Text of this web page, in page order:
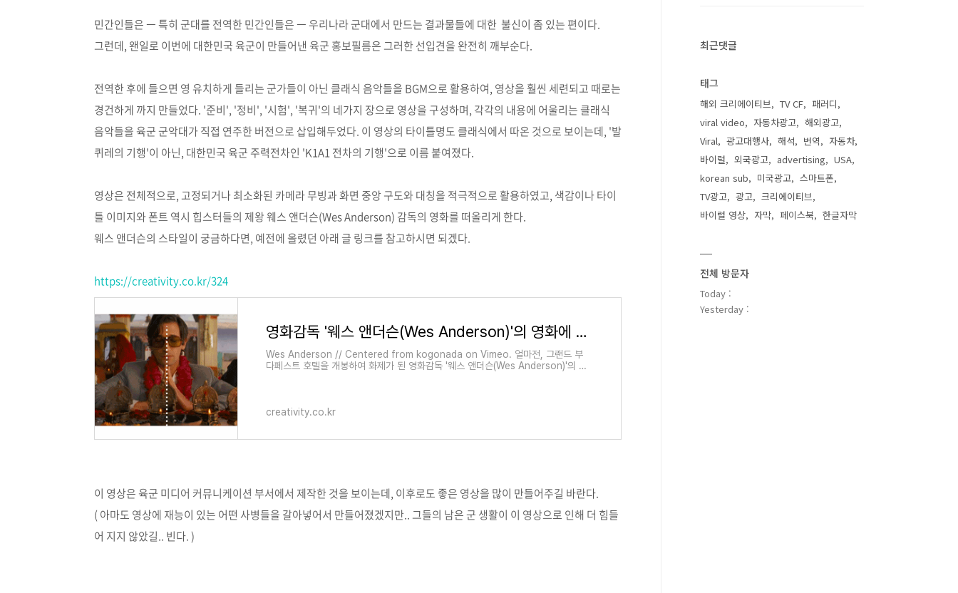
민간인들은 ㅡ 특히 군대를 전역한 민간인들은 ㅡ 우리나라 군대에서 만드는 결과물들에 대한 불신이 좀 있는 편이다.
그런데, 왠일로 이번에 대한민국 육군이 만들어낸 육군 홍보필름은 그러한 선입견을 완전히 깨부순다.
전역한 후에 들으면 영 유치하게 들리는 군가들이 아닌 클래식 음악들을 BGM으로 활용하여, 영상을 훨씬 세련되고 때로는
경건하게 까지 만들었다. '준비', '정비', '시험', '복귀'의 네가지 장으로 영상을 구성하며, 각각의 내용에 어울리는 클래식
음악들을 육군 군악대가 직접 연주한 버전으로 삽입해두었다. 이 영상의 타이틀명도 클래식에서 따온 것으로 보이는데, '발
퀴레의 기행'이 아닌, 대한민국 육군 주력전차인 'K1A1 전차의 기행'으로 이름 붙여졌다.
영상은 전체적으로, 고정되거나 최소화된 카메라 무빙과 화면 중앙 구도와 대칭을 적극적으로 활용하였고, 색감이나 타이
틀 이미지와 폰트 역시 힙스터들의 제왕 웨스 앤더슨(Wes Anderson) 감독의 영화를 떠올리게 한다.
웨스 앤더슨의 스타일이 궁금하다면, 예전에 올렸던 아래 글 링크를 참고하시면 되겠다.
https://creativity.co.kr/324
영화감독 '웨스 앤더슨(Wes Anderson)'의 영화에 꼭 있는 중앙(Centered) 구도.
Wes Anderson // Centered from kogonada on Vimeo. 얼마전, 그랜드 부
다페스트 호텔을 개봉하여 화제가 된 영화감독 '웨스 앤더슨(Wes Anderson)'의 영
creativity.co.kr
이 영상은 육군 미디어 커뮤니케이션 부서에서 제작한 것을 보이는데, 이후로도 좋은 영상을 많이 만들어주길 바란다.
( 아마도 영상에 재능이 있는 어떤 사병들을 갈아넣어서 만들어졌겠지만.. 그들의 남은 군 생활이 이 영상으로 인해 더 힘들
어 지지 않았길.. 빈다. )
최근댓글
태그
해외 크리에이티브 TV CF
패러디
viral video
자동차광고
해외광고
Viral
광고대행사 해석 번역
자동차
바이럴
외국광고 advertising
USA
korean sub
미국광고
스마트폰
TV광고
광고
크리에이티브
바이럴 영상
자막 페이스북 한글자막
전체 방문자
Today :
Yesterday :